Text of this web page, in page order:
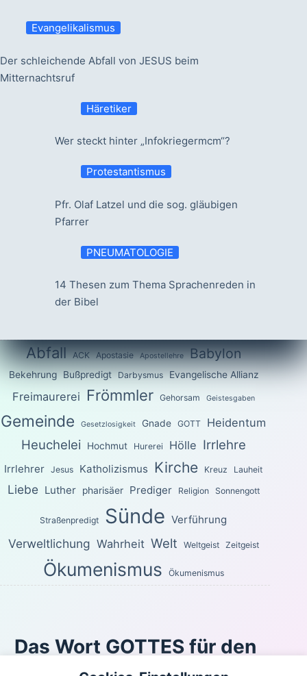
Evangelikalismus
Der schleichende Abfall von JESUS beim
Mitternachtsruf
Häretiker
Wer steckt hinter „Infokriegermcm“?
Protestantismus
Pfr. Olaf Latzel und die sog. gläubigen
Pfarrer
PNEUMATOLOGIE
14 Thesen zum Thema Sprachenreden in
der Bibel
Abfall ACK Apostasie Apostellehre Babylon
Bekehrung Bußpredigt Darbysmus Evangelische Allianz
Freimaurerei Frömmler Gehorsam Geistesgaben
Gemeinde Gesetzlosigkeit Gnade GOTT Heidentum
Heuchelei Hochmut Hurerei Hölle Irrlehre
Irrlehrer Jesus Katholizismus Kirche Kreuz Lauheit
Liebe Luther pharisäer Prediger Religion Sonnengott
Straßenpredigt Sünde Verführung
Verweltlichung Wahrheit Welt Weltgeist Zeitgeist
Ökumenismus Ökumenismus
Das Wort GOTTES für den
heutigen Tag